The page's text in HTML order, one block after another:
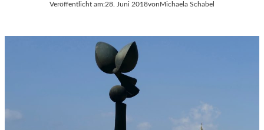
Veröffentlicht am:28. Juni 2018von Michaela Schabel